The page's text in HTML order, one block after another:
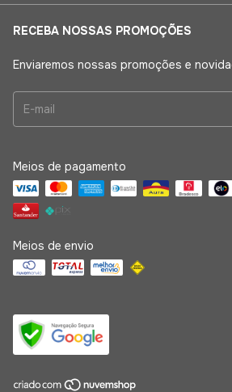
RECEBA NOSSAS PROMOÇÕES
Enviaremos nossas promoções e
Meios de pagamento
Meios de envio